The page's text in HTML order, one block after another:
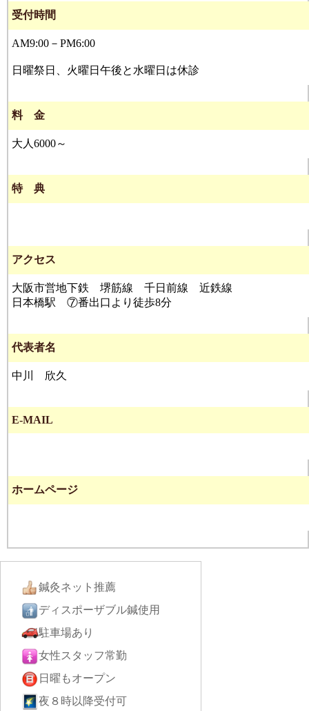
受付時間
AM9:00－PM6:00
日曜祭日、火曜日午後と水曜日は休診
料 金
大人6000～
特 典
アクセス
大阪市営地下鉄 堺筋線 千日前線 近鉄線
日本橋駅 ⑦番出口より徒歩8分
代表者名
中川 欣久
E-MAIL
ホームページ
鍼灸ネット推薦
ディスポーザブル鍼使用
駐車場あり
女性スタッフ常勤
日曜もオープン
夜８時以降受付可